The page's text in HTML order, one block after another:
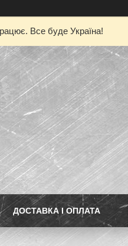
Все буде Україна!
ДОСТАВКА І ОПЛАТА